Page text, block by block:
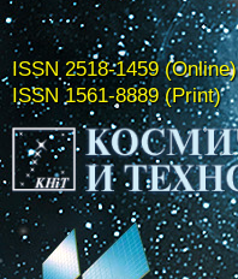
ISSN 2518-1459 (Online)
ISSN 1561-8889 (Print)